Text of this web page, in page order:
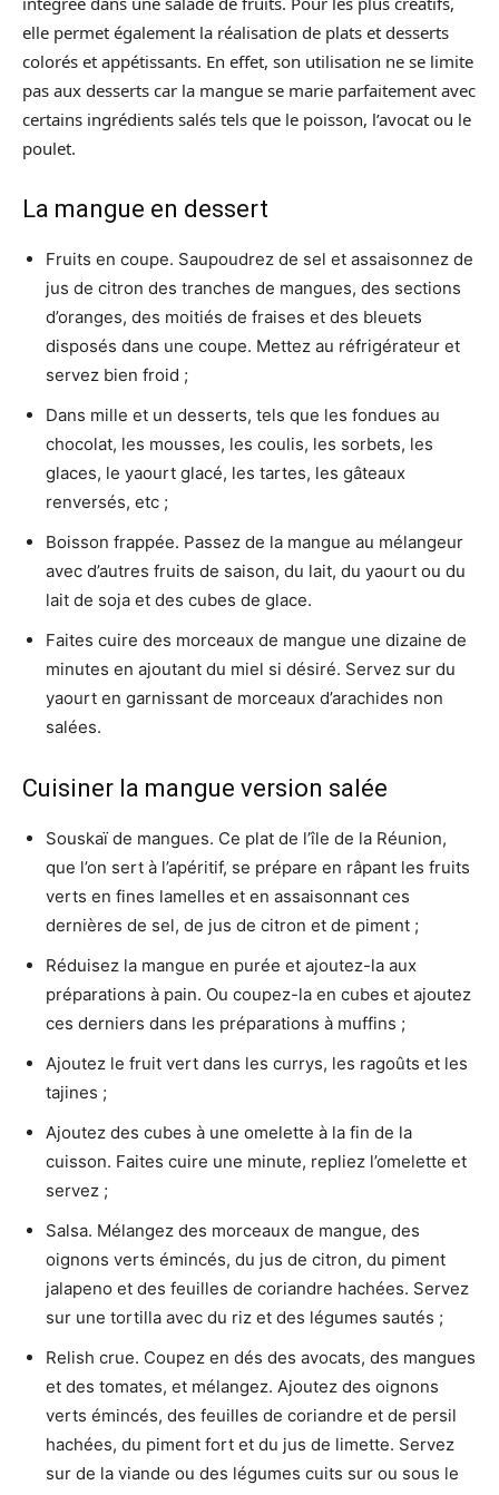
elle permet également la réalisation de plats et desserts
colorés et appétissants. En effet, son utilisation ne se limite
pas aux desserts car la mangue se marie parfaitement avec
certains ingrédients salés tels que le poisson, l’avocat ou le
poulet.
La mangue en dessert
Fruits en coupe. Saupoudrez de sel et assaisonnez de
jus de citron des tranches de mangues, des sections
d’oranges, des moitiés de fraises et des bleuets
disposés dans une coupe. Mettez au réfrigérateur et
servez bien froid ;
Dans mille et un desserts, tels que les fondues au
chocolat, les mousses, les coulis, les sorbets, les
glaces, le yaourt glacé, les tartes, les gâteaux
renversés, etc ;
Boisson frappée. Passez de la mangue au mélangeur
avec d’autres fruits de saison, du lait, du yaourt ou du
lait de soja et des cubes de glace.
Faites cuire des morceaux de mangue une dizaine de
minutes en ajoutant du miel si désiré. Servez sur du
yaourt en garnissant de morceaux d’arachides non
salées.
Cuisiner la mangue version salée
Souskaï de mangues. Ce plat de l’île de la Réunion,
que l’on sert à l’apéritif, se prépare en râpant les fruits
verts en fines lamelles et en assaisonnant ces
dernières de sel, de jus de citron et de piment ;
Réduisez la mangue en purée et ajoutez-la aux
préparations à pain. Ou coupez-la en cubes et ajoutez
ces derniers dans les préparations à muffins ;
Ajoutez le fruit vert dans les currys, les ragoûts et les
tajines ;
Ajoutez des cubes à une omelette à la fin de la
cuisson. Faites cuire une minute, repliez l’omelette et
servez ;
Salsa. Mélangez des morceaux de mangue, des
oignons verts émincés, du jus de citron, du piment
jalapeno et des feuilles de coriandre hachées. Servez
sur une tortilla avec du riz et des légumes sautés ;
Relish crue. Coupez en dés des avocats, des mangues
et des tomates, et mélangez. Ajoutez des oignons
verts émincés, des feuilles de coriandre et de persil
hachées, du piment fort et du jus de limette. Servez
sur de la viande ou des légumes cuits sur ou sous le